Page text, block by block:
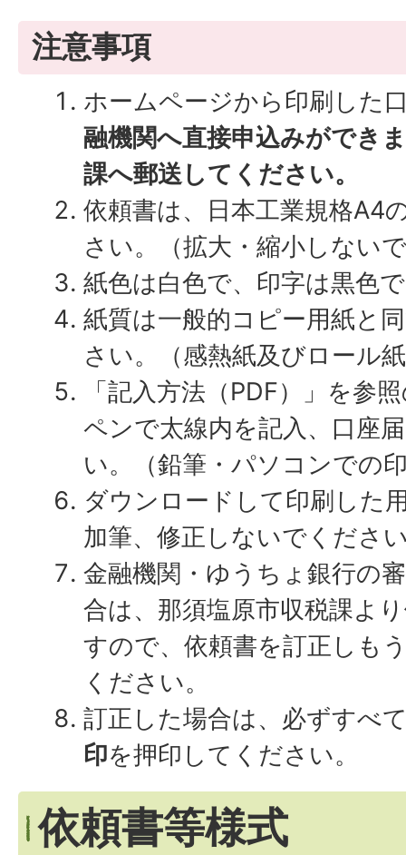
注意事項
ホームページから印刷した
融機関へ直接申込みができ
課へ郵送してください。
依頼書は、日本工業規格A4
さい。（拡大・縮小しない
紙色は白色で、印字は黒色
紙質は一般的コピー用紙と
さい。（感熱紙及びロール
「記入方法（PDF）」を参
ペンで太線内を記入、口座
い。（鉛筆・パソコンでの
ダウンロードして印刷した
加筆、修正しないでくださ
金融機関・ゆうちょ銀行の
合は、那須塩原市収税課よ
すので、依頼書を訂正しも
ください。
訂正した場合は、必ずすべ
印を押印してください。
依頼書等様式